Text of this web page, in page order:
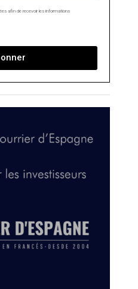
afin de recevoir les informations